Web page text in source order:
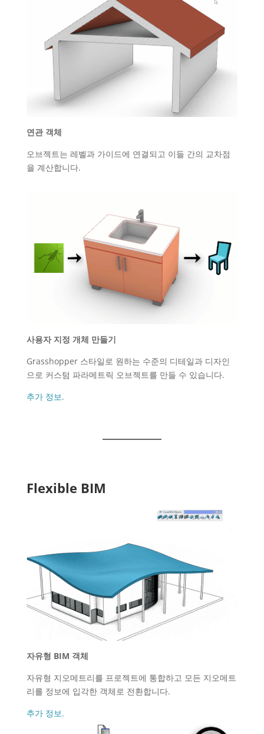
연관 객체
오브젝트는 레벨과 가이드에 연결되고 이들 간의 교차점
을 계산합니다.
사용자 지정 개체 만들기
Grasshopper 스타일로 원하는 수준의 디테일과 디자인
으로 커스텀 파라메트릭 오브젝트를 만들 수 있습니다.
추가 정보.
Flexible BIM
자유형 BIM 객체
자유형 지오메트리를 프로젝트에 통합하고 모든 지오메트
리를 정보에 입각한 객체로 전환합니다.
추가 정보.